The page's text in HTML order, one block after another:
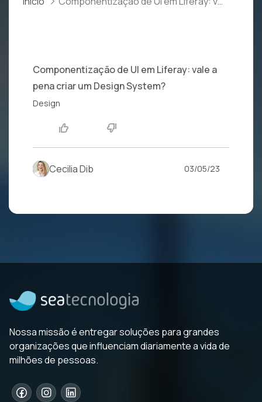
Componentização de UI em Liferay: vale a
pena criar um Design System?
Design
Cecilia Dib 03/05/23
Nossa missão é entregar soluções para grandes
organizações que influenciam diariamente a vida de
milhões de pessoas.